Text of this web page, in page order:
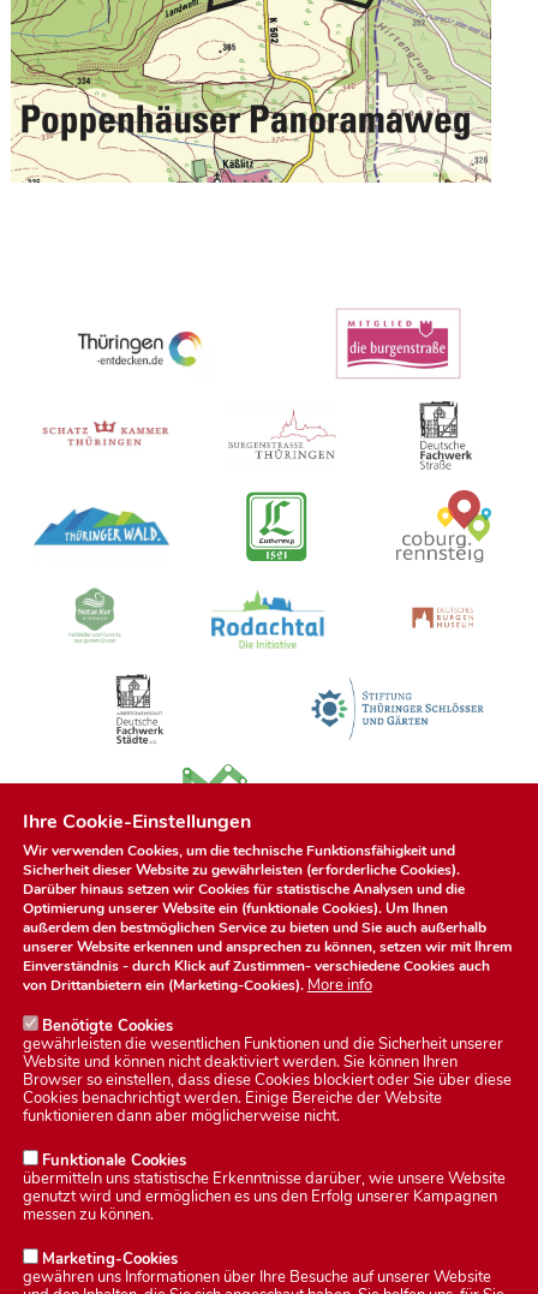
Datenschutzerklärung
Impressum
Ihre Cookie-Einstellungen
Wir verwenden Cookies, um die technische Funktionsfähigkeit und
Sicherheit dieser Website zu gewährleisten (erforderliche Cookies).
Darüber hinaus setzen wir Cookies für statistische Analysen und die
Optimierung unserer Website ein (funktionale Cookies). Um Ihnen
außerdem den bestmöglichen Service zu bieten und Sie auch außerhalb
unserer Website erkennen und ansprechen zu können, setzen wir mit Ihrem
Einverständnis - durch Klick aufZustimmen- verschiedene Cookies auch
von Drittanbietern ein (Marketing-Cookies). More info
Benötigte Cookies
gewährleisten die wesentlichen Funktionen und die Sicherheit unserer
Website und können nicht deaktiviert werden. Sie können Ihren
Browser so einstellen, dass diese Cookies blockiert oder Sie über diese
Cookies benachrichtigt werden. Einige Bereiche der Website
funktionieren dann aber möglicherweise nicht.
Funktionale Cookies
übermitteln uns statistische Erkenntnisse darüber, wie unsere Website
genutzt wird und ermöglichen es uns den Erfolg unserer Kampagnen
messen zu können.
Marketing-Cookies
gewähren uns Informationen über Ihre Besuche auf unserer Website